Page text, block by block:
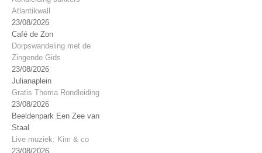
Atlantikwall
23/08/2026
Café de Zon
Dorpswandeling met de
Zingende Gids
23/08/2026
Julianaplein
Gratis Thema Rondleiding
23/08/2026
Beeldenpark Een Zee van
Staal
Live muziek: Kim & co
23/08/2026